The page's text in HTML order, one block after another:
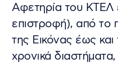
Αφετηρία του ΚΤΕΛ
επιστροφή), από το
της Εικόνας έως και
χρονικά